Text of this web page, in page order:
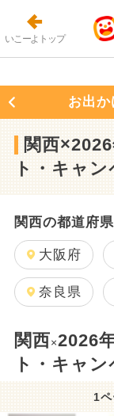
いこーよトップ
お出
関西
ト・キャ
関西の都道府
大阪府
奈良県
関西×2026
ト・キャ
1